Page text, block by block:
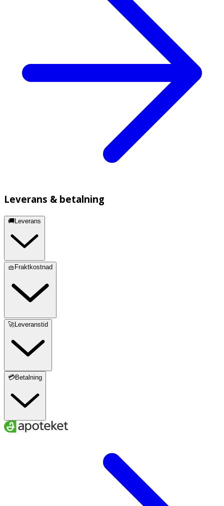
Leverans & betalning
🚚Leverans
🧺Fraktkostnad
🚀Leveranstid
💳Betalning